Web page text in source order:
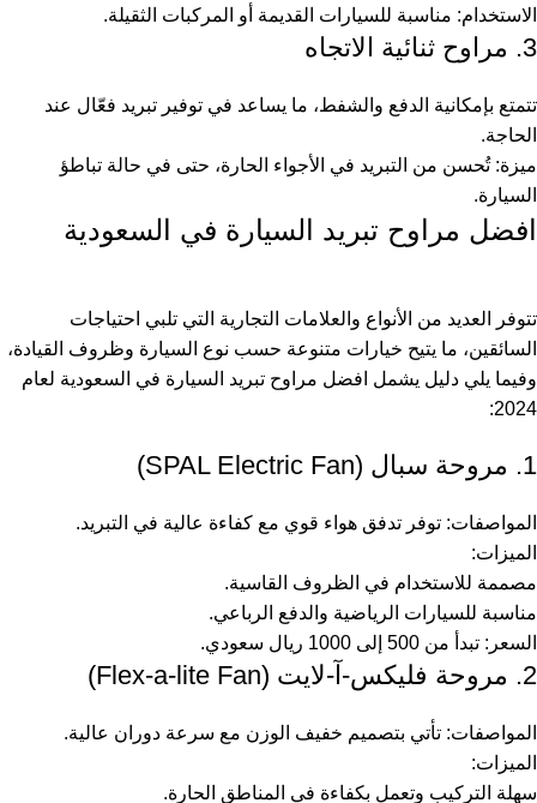
الاستخدام: مناسبة للسيارات القديمة أو المركبات الثقيلة.
3. مراوح ثنائية الاتجاه
تتمتع بإمكانية الدفع والشفط، ما يساعد في توفير تبريد فعّال عند
الحاجة.
ميزة: تُحسن من التبريد في الأجواء الحارة، حتى في حالة تباطؤ
السيارة.
افضل مراوح تبريد السيارة في السعودية
تتوفر العديد من الأنواع والعلامات التجارية التي تلبي احتياجات
السائقين، ما يتيح خيارات متنوعة حسب نوع السيارة وظروف القيادة،
وفيما يلي دليل يشمل افضل مراوح تبريد السيارة في السعودية لعام
2024:
1. مروحة سبال (SPAL Electric Fan)
المواصفات: توفر تدفق هواء قوي مع كفاءة عالية في التبريد.
الميزات:
مصممة للاستخدام في الظروف القاسية.
مناسبة للسيارات الرياضية والدفع الرباعي.
السعر: تبدأ من 500 إلى 1000 ريال سعودي.
2. مروحة فليكس-آ-لايت (Flex-a-lite Fan)
المواصفات: تأتي بتصميم خفيف الوزن مع سرعة دوران عالية.
الميزات:
سهلة التركيب وتعمل بكفاءة في المناطق الحارة.